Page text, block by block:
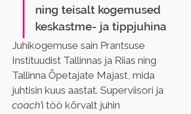
ning teisalt kogemused
keskastme- ja tippjuhina
Juhikogemuse sain Prantsuse
Instituudist Tallinnas ja Riias ning
Tallinna Õpetajate Majast, mida
juhtisin kuus aastat. Superviisori ja
coach’i töö kõrvalt juhin